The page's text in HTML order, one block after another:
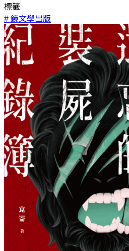
標籤
# 鏡文學出版